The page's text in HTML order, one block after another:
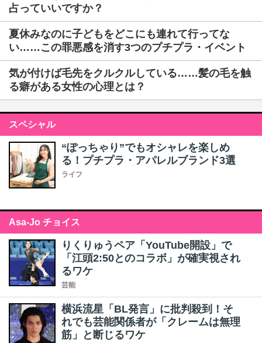
占っていいですか？
夏休みなのに子どもをどこにも連れて行ってな
い……この罪悪感を消す3つのプチプラ・イベント
気が付けば毛先をクルクルしている……髪の毛を触
る癖がある女性の心理とは？
スペシャル
“ぽっちゃり”でもオシャレを楽しめ
る！プチプラ・アパレルブランド3選
ライフ
Asa-Jo チョイス
りくりゅうペア「YouTube開設」で
「江頭2:50とのコラボ」が確実視され
るワケ
芸能
横浜流星「BL発言」に批判殺到！そ
れでも芸能関係者が「クレームは無理
筋」と断じるワケ